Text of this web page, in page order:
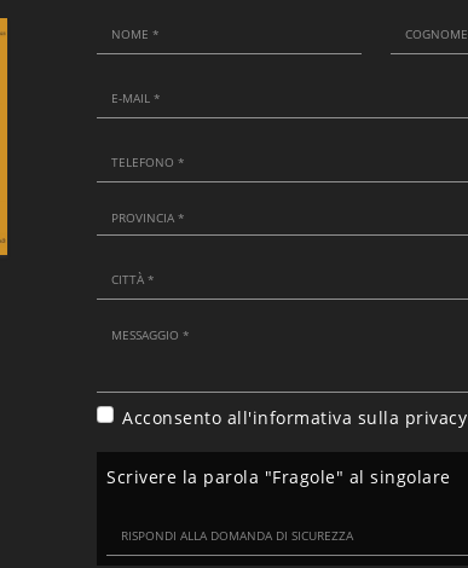
Acconsento all'informativa sulla privacy
Scrivere la parola "Fragole" al singolare